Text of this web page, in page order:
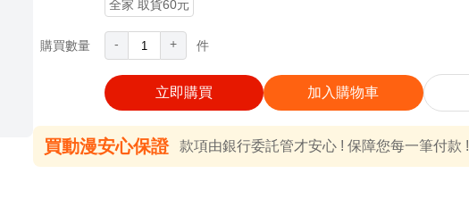
全家 取貨60元
購買數量 - + 件
立即購買 加入購物車
買動漫安心保證 款項由銀行委託管才安心 ! 保障您每一筆付款 !